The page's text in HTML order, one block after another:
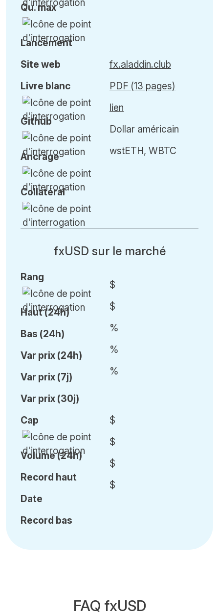
Qu.max
Lancement
Site web
Livre blanc
Github
Ancrage
Collatéral
fx.aladdin.club
PDF (13 pages)
lien
Dollar américain
wstETH, WBTC
fxUSD sur le marché
Rang
Haut (24h)
Bas (24h)
Var prix (24h)
Var prix (7j)
Var prix (30j)
$
$
%
%
%
Cap
Volume (24h)
Record haut
Date
Record bas
$
$
$
$
FAQ fxUSD